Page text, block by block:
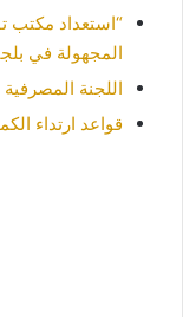
“استعداد مكتب
المجهولة في
اللجنة
قواعد ارتداء